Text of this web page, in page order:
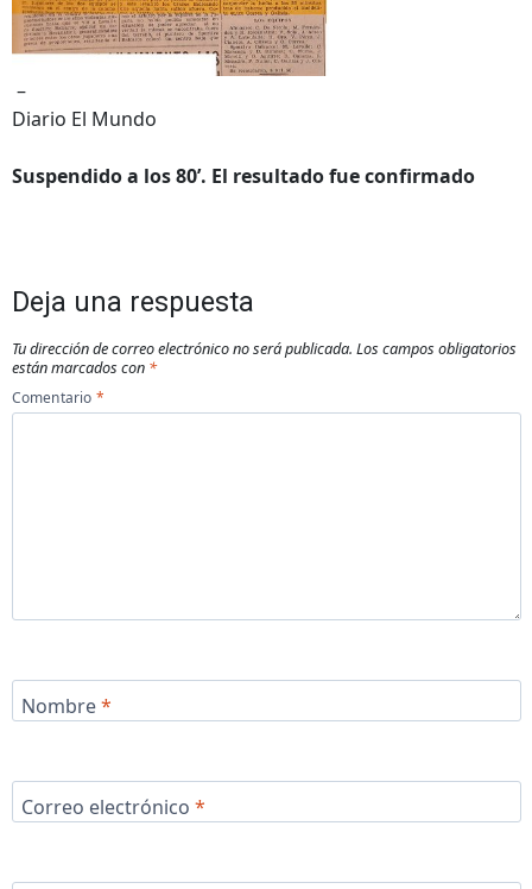
–
Diario El Mundo
Suspendido a los 80’. El resultado fue confirmado
Deja una respuesta
Tu dirección de correo electrónico no será publicada. Los campos obligatorios
están marcados con *
Comentario *
Nombre*
Correo electrónico *